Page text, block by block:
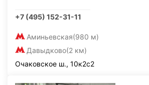
+7 (495) 152-31-11
Аминьевская(980 м)
Давыдково(2 км)
Очаковское ш., 10к2с2